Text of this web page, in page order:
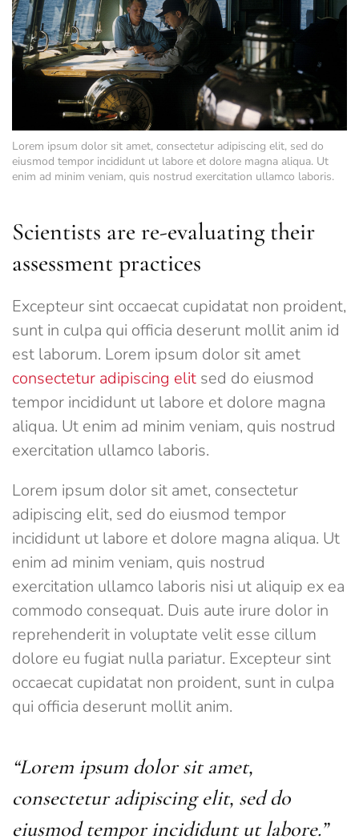
Lorem ipsum dolor sit amet, consectetur adipiscing elit, sed do
eiusmod tempor incididunt ut labore et dolore magna aliqua. Ut
enim ad minim veniam, quis nostrud exercitation ullamco laboris.
Scientists are re-evaluating their
assessment practices
Excepteur sint occaecat cupidatat non proident,
sunt in culpa qui officia deserunt mollit anim id
est laborum. Lorem ipsum dolor sit amet
consectetur adipiscing elit sed do eiusmod
tempor incididunt ut labore et dolore magna
aliqua. Ut enim ad minim veniam, quis nostrud
exercitation ullamco laboris.
Lorem ipsum dolor sit amet, consectetur
adipiscing elit, sed do eiusmod tempor
incididunt ut labore et dolore magna aliqua. Ut
enim ad minim veniam, quis nostrud
exercitation ullamco laboris nisi ut aliquip ex ea
commodo consequat. Duis aute irure dolor in
reprehenderit in voluptate velit esse cillum
dolore eu fugiat nulla pariatur. Excepteur sint
occaecat cupidatat non proident, sunt in culpa
qui officia deserunt mollit anim.
“Lorem ipsum dolor sit amet,
consectetur adipiscing elit, sed do
eiusmod tempor incididunt ut labore.”